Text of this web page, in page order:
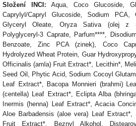
Složení INCI:
Aqua, Coco Glucoside,
Caprylyl/Capryl Glucoside, Sodium PCA,
Glyceryl Oleate, Oryza Sativa (olej z
Polyglyceryl-3 Caprate, Parfum****,
Benzoate, Zinc PCA (zinek), Coco
Hydrolyzed Wheat Protein, Guar
Officinalis (amla) Fruit Extract*, Lecithin*,
Seed Oil, Phytic Acid, Sodium Cocoyl
Leaf Extract*, Bacopa Monnieri (brahmi)
(centella) Leaf Extract*, Eclipta Alba
Inermis (henna) Leaf Extract*, Acacia
Aloe Barbadensis (aloe vera) Leaf Extract*,
Fruit Extract*, Beznyl Alkohol,